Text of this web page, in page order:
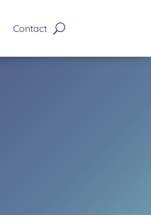
Contact